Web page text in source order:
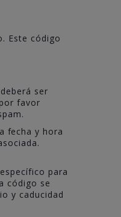
Este código
ser
favor
fecha y hora
para
código se
y caducidad